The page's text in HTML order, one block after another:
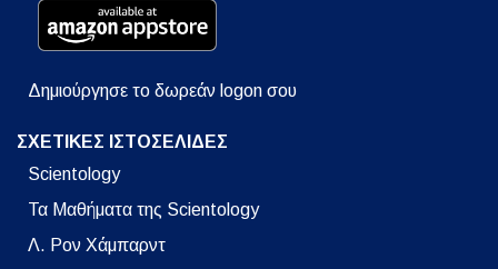
Δημιούργησε το δωρεάν logon σου
ΣΧΕΤΙΚΕΣ ΙΣΤΟΣΕΛΙΔΕΣ
Scientology
Τα Μαθήματα της Scientology
Λ. Ρον Χάμπαρντ